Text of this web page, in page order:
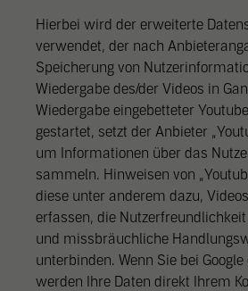
Hierbei wird der erweiterte
verwendet, der nach
Speicherung von
Wiedergabe des/der Videos in
Wiedergabe eingebetteter
gestartet, setzt der Anbieter
um Informationen über das
sammeln. Hinweisen von
diese unter anderem dazu,
erfassen, die
und missbräuchliche
unterbinden. Wenn Sie bei
werden Ihre Daten direkt Ihrem